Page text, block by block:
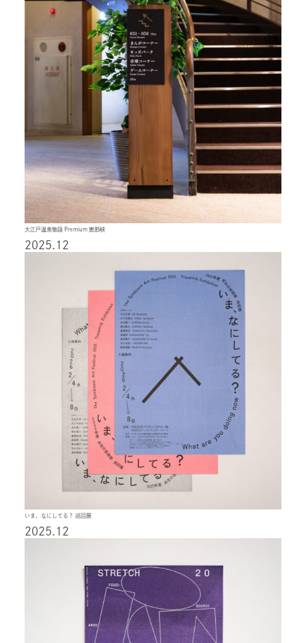
大江戸温泉物語 Premium 恵那峡
2025.12
いま、なにしてる？ 巡回展
2025.12